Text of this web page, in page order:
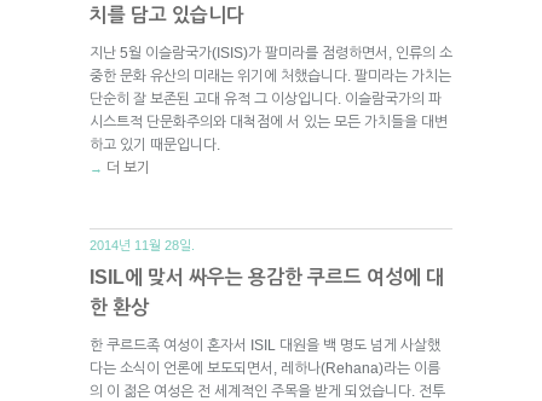
치를 담고 있습니다
지난 5월 이슬람국가(ISIS)가 팔미라를 점령하면서, 인류의 소
중한 문화 유산의 미래는 위기에 처했습니다. 팔미라는 가치는
단순히 잘 보존된 고대 유적 그 이상입니다. 이슬람국가의 파
시스트적 단문화주의와 대척점에 서 있는 모든 가치들을 대변
하고 있기 때문입니다.
→ 더 보기
2014년 11월 28일.
ISIL에 맞서 싸우는 용감한 쿠르드 여성에 대
한 환상
한 쿠르드족 여성이 혼자서 ISIL 대원을 백 명도 넘게 사살했
다는 소식이 언론에 보도되면서, 레하나(Rehana)라는 이름
의 이 젊은 여성은 전 세계적인 주목을 받게 되었습니다. 전투